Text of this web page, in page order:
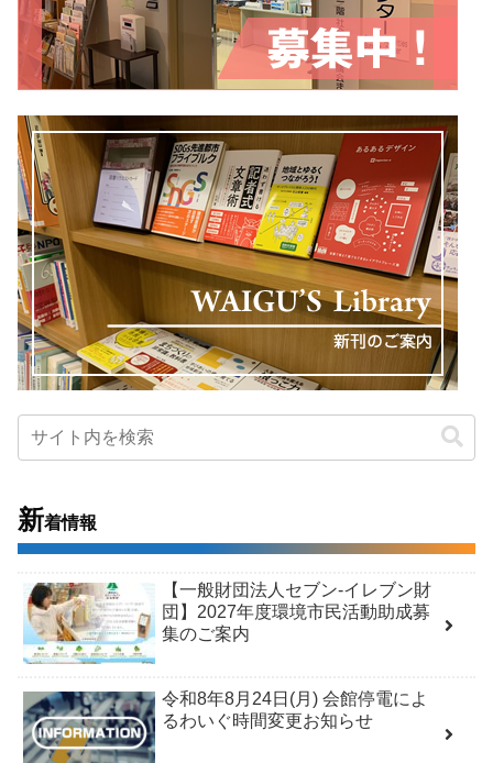
新着情報
【一般財団法人セブン-イレブン財
団】2027年度環境市民活動助成募
集のご案内
令和8年8月24日(月) 会館停電によ
るわいぐ時間変更お知らせ